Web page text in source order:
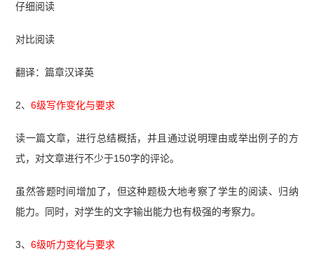
仔细阅读
对比阅读
翻译：篇章汉译英
2、6级写作变化与要求
读一篇文章，进行总结概括，并且通过说明理由或举出例子的方
式，对文章进行不少于150字的评论。
虽然答题时间增加了，但这种题极大地考察了学生的阅读、归纳
能力。同时，对学生的文字输出能力也有极强的考察力。
3、6级听力变化与要求